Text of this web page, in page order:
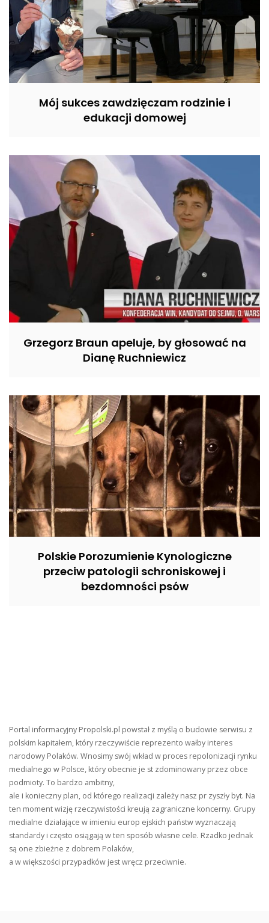
Mój sukces zawdzięczam rodzinie i
edukacji domowej
Grzegorz Braun apeluje, by głosować na
Dianę Ruchniewicz
Polskie Porozumienie Kynologiczne
przeciw patologii schroniskowej i
bezdomności psów
Portal informacyjny Propolski.pl powstał z myślą o budowie serwisu z
polskim kapitałem, który rzeczywiście reprezento wałby interes
narodowy Polaków. Wnosimy swój wkład w proces repolonizacji rynku
medialnego w Polsce, który obecnie je st zdominowany przez obce
podmioty. To bardzo ambitny,
ale i konieczny plan, od którego realizacji zależy nasz pr zyszły byt. Na
ten moment wizję rzeczywistości kreują zagraniczne koncerny. Grupy
medialne działające w imieniu europ ejskich państw wyznaczają
standardy i często osiągają w ten sposób własne cele. Rzadko jednak
są one zbieżne z dobrem Polaków,
a w większości przypadków jest wręcz przeciwnie.